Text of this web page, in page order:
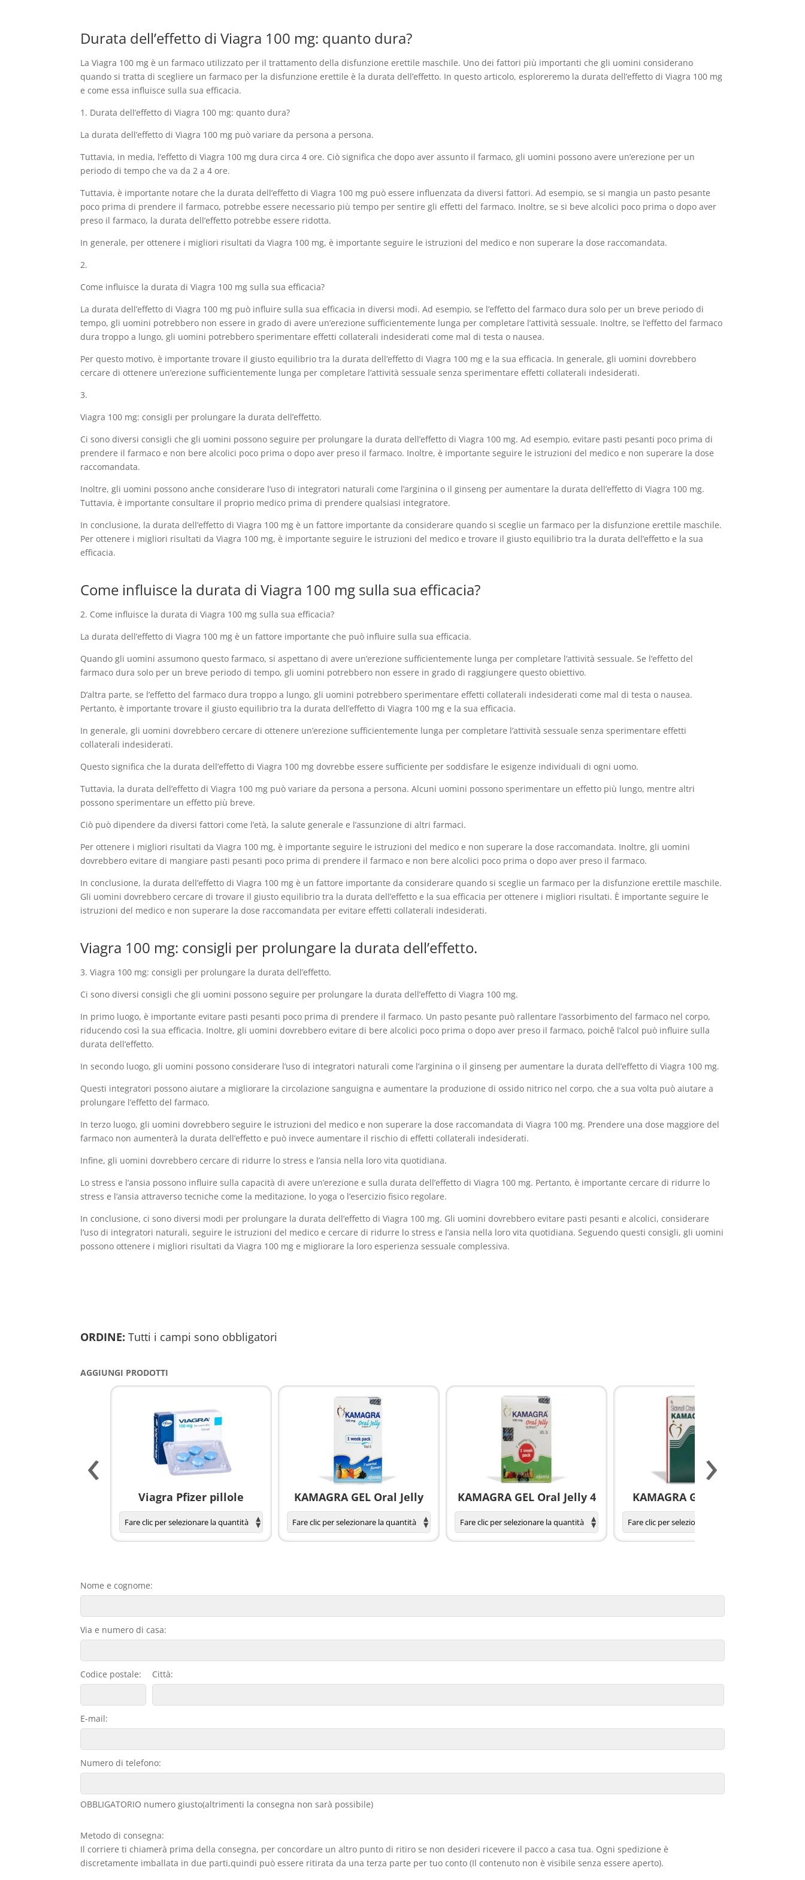
Durata dell’effetto di Viagra 100 mg: quanto dura?
La Viagra 100 mg è un farmaco utilizzato per il trattamento della disfunzione erettile maschile. Uno dei fattori più importanti che gli uomini considerano
quando si tratta di scegliere un farmaco per la disfunzione erettile è la durata dell’effetto. In questo articolo, esploreremo la durata dell’effetto di Viagra 100 mg
e come essa influisce sulla sua efficacia.
1. Durata dell’effetto di Viagra 100 mg: quanto dura?
La durata dell’effetto di Viagra 100 mg può variare da persona a persona.
Tuttavia, in media, l’effetto di Viagra 100 mg dura circa 4 ore. Ciò significa che dopo aver assunto il farmaco, gli uomini possono avere un’erezione per un
periodo di tempo che va da 2 a 4 ore.
Tuttavia, è importante notare che la durata dell’effetto di Viagra 100 mg può essere influenzata da diversi fattori. Ad esempio, se si mangia un pasto pesante
poco prima di prendere il farmaco, potrebbe essere necessario più tempo per sentire gli effetti del farmaco. Inoltre, se si beve alcolici poco prima o dopo aver
preso il farmaco, la durata dell’effetto potrebbe essere ridotta.
In generale, per ottenere i migliori risultati da Viagra 100 mg, è importante seguire le istruzioni del medico e non superare la dose raccomandata.
2.
Come influisce la durata di Viagra 100 mg sulla sua efficacia?
La durata dell’effetto di Viagra 100 mg può influire sulla sua efficacia in diversi modi. Ad esempio, se l’effetto del farmaco dura solo per un breve periodo di
tempo, gli uomini potrebbero non essere in grado di avere un’erezione sufficientemente lunga per completare l’attività sessuale. Inoltre, se l’effetto del farmaco
dura troppo a lungo, gli uomini potrebbero sperimentare effetti collaterali indesiderati come mal di testa o nausea.
Per questo motivo, è importante trovare il giusto equilibrio tra la durata dell’effetto di Viagra 100 mg e la sua efficacia. In generale, gli uomini dovrebbero
cercare di ottenere un’erezione sufficientemente lunga per completare l’attività sessuale senza sperimentare effetti collaterali indesiderati.
3.
Viagra 100 mg: consigli per prolungare la durata dell’effetto.
Ci sono diversi consigli che gli uomini possono seguire per prolungare la durata dell’effetto di Viagra 100 mg. Ad esempio, evitare pasti pesanti poco prima di
prendere il farmaco e non bere alcolici poco prima o dopo aver preso il farmaco. Inoltre, è importante seguire le istruzioni del medico e non superare la dose
raccomandata.
Inoltre, gli uomini possono anche considerare l’uso di integratori naturali come l’arginina o il ginseng per aumentare la durata dell’effetto di Viagra 100 mg.
Tuttavia, è importante consultare il proprio medico prima di prendere qualsiasi integratore.
In conclusione, la durata dell’effetto di Viagra 100 mg è un fattore importante da considerare quando si sceglie un farmaco per la disfunzione erettile maschile.
Per ottenere i migliori risultati da Viagra 100 mg, è importante seguire le istruzioni del medico e trovare il giusto equilibrio tra la durata dell’effetto e la sua
efficacia.
Come influisce la durata di Viagra 100 mg sulla sua efficacia?
2. Come influisce la durata di Viagra 100 mg sulla sua efficacia?
La durata dell’effetto di Viagra 100 mg è un fattore importante che può influire sulla sua efficacia.
Quando gli uomini assumono questo farmaco, si aspettano di avere un’erezione sufficientemente lunga per completare l’attività sessuale. Se l’effetto del
farmaco dura solo per un breve periodo di tempo, gli uomini potrebbero non essere in grado di raggiungere questo obiettivo.
D’altra parte, se l’effetto del farmaco dura troppo a lungo, gli uomini potrebbero sperimentare effetti collaterali indesiderati come mal di testa o nausea.
Pertanto, è importante trovare il giusto equilibrio tra la durata dell’effetto di Viagra 100 mg e la sua efficacia.
In generale, gli uomini dovrebbero cercare di ottenere un’erezione sufficientemente lunga per completare l’attività sessuale senza sperimentare effetti
collaterali indesiderati.
Questo significa che la durata dell’effetto di Viagra 100 mg dovrebbe essere sufficiente per soddisfare le esigenze individuali di ogni uomo.
Tuttavia, la durata dell’effetto di Viagra 100 mg può variare da persona a persona. Alcuni uomini possono sperimentare un effetto più lungo, mentre altri
possono sperimentare un effetto più breve.
Ciò può dipendere da diversi fattori come l’età, la salute generale e l’assunzione di altri farmaci.
Per ottenere i migliori risultati da Viagra 100 mg, è importante seguire le istruzioni del medico e non superare la dose raccomandata. Inoltre, gli uomini
dovrebbero evitare di mangiare pasti pesanti poco prima di prendere il farmaco e non bere alcolici poco prima o dopo aver preso il farmaco.
In conclusione, la durata dell’effetto di Viagra 100 mg è un fattore importante da considerare quando si sceglie un farmaco per la disfunzione erettile maschile.
Gli uomini dovrebbero cercare di trovare il giusto equilibrio tra la durata dell’effetto e la sua efficacia per ottenere i migliori risultati. È importante seguire le
istruzioni del medico e non superare la dose raccomandata per evitare effetti collaterali indesiderati.
Viagra 100 mg: consigli per prolungare la durata dell’effetto.
3. Viagra 100 mg: consigli per prolungare la durata dell’effetto.
Ci sono diversi consigli che gli uomini possono seguire per prolungare la durata dell’effetto di Viagra 100 mg.
In primo luogo, è importante evitare pasti pesanti poco prima di prendere il farmaco. Un pasto pesante può rallentare l’assorbimento del farmaco nel corpo,
riducendo così la sua efficacia. Inoltre, gli uomini dovrebbero evitare di bere alcolici poco prima o dopo aver preso il farmaco, poichê l’alcol può influire sulla
durata dell’effetto.
In secondo luogo, gli uomini possono considerare l’uso di integratori naturali come l’arginina o il ginseng per aumentare la durata dell’effetto di Viagra 100 mg.
Questi integratori possono aiutare a migliorare la circolazione sanguigna e aumentare la produzione di ossido nitrico nel corpo, che a sua volta può aiutare a
prolungare l’effetto del farmaco.
In terzo luogo, gli uomini dovrebbero seguire le istruzioni del medico e non superare la dose raccomandata di Viagra 100 mg. Prendere una dose maggiore del
farmaco non aumenterà la durata dell’effetto e può invece aumentare il rischio di effetti collaterali indesiderati.
Infine, gli uomini dovrebbero cercare di ridurre lo stress e l’ansia nella loro vita quotidiana.
Lo stress e l’ansia possono influire sulla capacità di avere un’erezione e sulla durata dell’effetto di Viagra 100 mg. Pertanto, è importante cercare di ridurre lo
stress e l’ansia attraverso tecniche come la meditazione, lo yoga o l’esercizio fisico regolare.
In conclusione, ci sono diversi modi per prolungare la durata dell’effetto di Viagra 100 mg. Gli uomini dovrebbero evitare pasti pesanti e alcolici, considerare
l’uso di integratori naturali, seguire le istruzioni del medico e cercare di ridurre lo stress e l’ansia nella loro vita quotidiana. Seguendo questi consigli, gli uomini
possono ottenere i migliori risultati da Viagra 100 mg e migliorare la loro esperienza sessuale complessiva.
ORDINE: Tutti i campi sono obbligatori
AGGIUNGI PRODOTTI
Viagra Pfizer pillole KAMAGRA GEL Oral Jelly KAMAGRA GEL Oral Jelly 4 KAMAGRA GOLD pillole
‹ ›
Nome e cognome:
Via e numero di casa:
Codice postale: Città:
E-mail:
Numero di telefono:
OBBLIGATORIO numero giusto(altrimenti la consegna non sarà possibile)
Metodo di consegna:
Il corriere ti chiamerà prima della consegna, per concordare un altro punto di ritiro se non desideri ricevere il pacco a casa tua. Ogni spedizione è
discretamente imballata in due parti,quindi può essere ritirata da una terza parte per tuo conto (Il contenuto non è visibile senza essere aperto).